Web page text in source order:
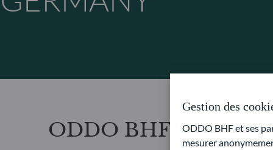
ODDO BHF Asset
Gestion des
ODDO BHF et ses
mesurer